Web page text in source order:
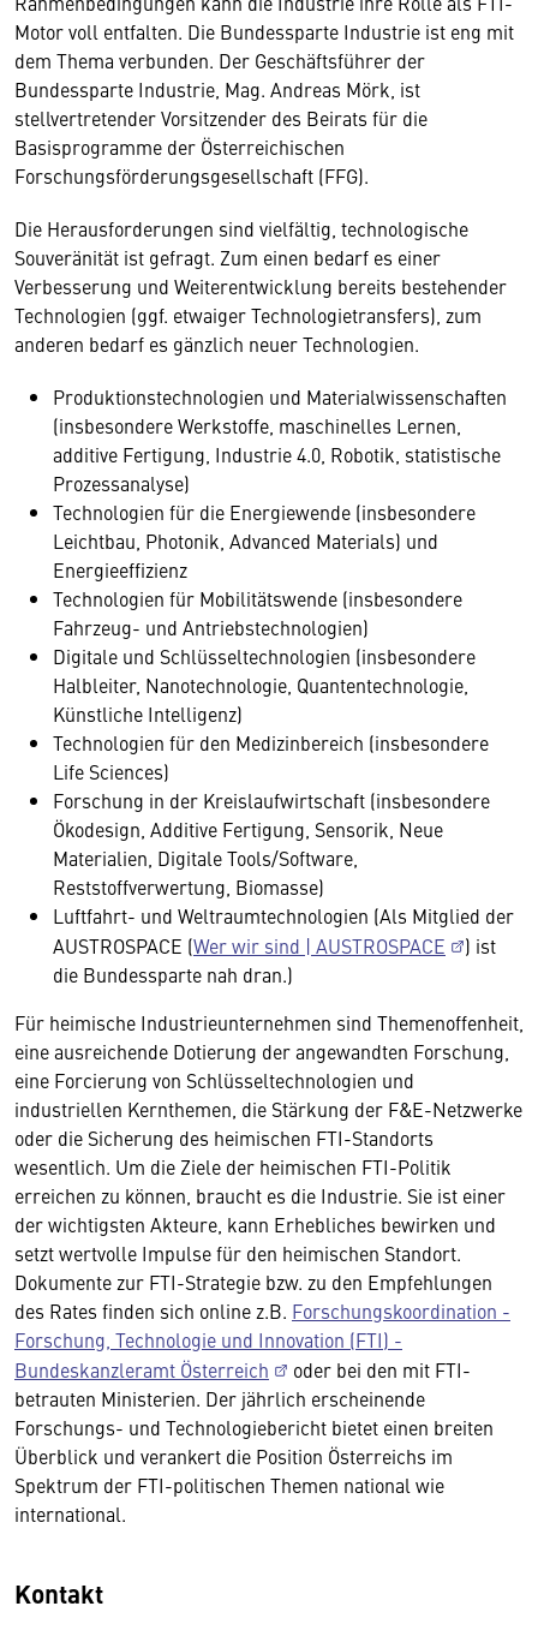
Motor voll entfalten. Die Bundessparte Industrie ist eng mit
dem Thema verbunden. Der Geschäftsführer der
Bundessparte Industrie, Mag. Andreas Mörk, ist
stellvertretender Vorsitzender des Beirats für die
Basisprogramme der Österreichischen
Forschungsförderungsgesellschaft (FFG).
Die Herausforderungen sind vielfältig, technologische
Souveränität ist gefragt. Zum einen bedarf es einer
Verbesserung und Weiterentwicklung bereits bestehender
Technologien (ggf. etwaiger Technologietransfers), zum
anderen bedarf es gänzlich neuer Technologien.
Produktionstechnologien und Materialwissenschaften
(insbesondere Werkstoffe, maschinelles Lernen,
additive Fertigung, Industrie 4.0, Robotik, statistische
Prozessanalyse)
Technologien für die Energiewende (insbesondere
Leichtbau, Photonik, Advanced Materials) und
Energieeffizienz
Technologien für Mobilitätswende (insbesondere
Fahrzeug- und Antriebstechnologien)
Digitale und Schlüsseltechnologien (insbesondere
Halbleiter, Nanotechnologie, Quantentechnologie,
Künstliche Intelligenz)
Technologien für den Medizinbereich (insbesondere
Life Sciences)
Forschung in der Kreislaufwirtschaft (insbesondere
Ökodesign, Additive Fertigung, Sensorik, Neue
Materialien, Digitale Tools/Software,
Reststoffverwertung, Biomasse)
Luftfahrt- und Weltraumtechnologien (Als Mitglied der
AUSTROSPACE (Wer wir sind | AUSTROSPACE
) ist
die Bundessparte nah dran.)
Für heimische Industrieunternehmen sind Themenoffenheit,
eine ausreichende Dotierung der angewandten Forschung,
eine Forcierung von Schlüsseltechnologien und
industriellen Kernthemen, die Stärkung der F&E-Netzwerke
oder die Sicherung des heimischen FTI-Standorts
wesentlich. Um die Ziele der heimischen FTI-Politik
erreichen zu können, braucht es die Industrie. Sie ist einer
der wichtigsten Akteure, kann Erhebliches bewirken und
setzt wertvolle Impulse für den heimischen Standort.
Dokumente zur FTI-Strategie bzw. zu den Empfehlungen
des Rates finden sich online z.B. Forschungskoordination -
Forschung, Technologie und Innovation (FTI) -
Bundeskanzleramt Österreich
oder bei den mit FTI-
betrauten Ministerien. Der jährlich erscheinende
Forschungs- und Technologiebericht bietet einen breiten
Überblick und verankert die Position Österreichs im
Spektrum der FTI-politischen Themen national wie
international.
Kontakt